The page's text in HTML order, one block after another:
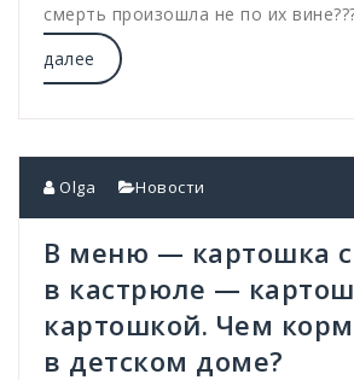
смерть произошла не по их
далее
Olga Новости
В меню — картошка
в кастрюле —
картошкой. Чем
в детском доме?